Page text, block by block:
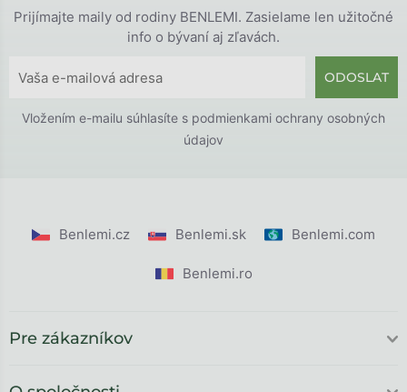
Prijímajte maily od rodiny BENLEMI. Zasielame len užitočné
info o bývaní aj zľavách.
ODOSLAT
Vložením e-mailu súhlasíte s podmienkami ochrany osobných
údajov
Benlemi.cz Benlemi.sk Benlemi.com
Benlemi.ro
Pre zákazníkov